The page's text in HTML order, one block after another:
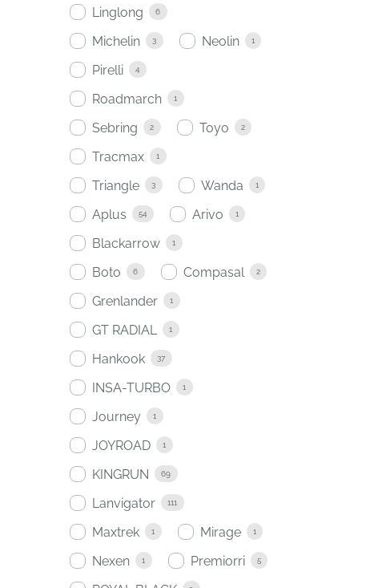
Linglong 6
Michelin 3 Neolin 1
Pirelli 4
Roadmarch 1
Sebring 2 Toyo 2
Tracmax 1
Triangle 3 Wanda 1
Aplus 54 Arivo 1
Blackarrow 1
Boto 6 Compasal 2
Grenlander 1
GT RADIAL 1
Hankook 37
INSA-TURBO 1
Journey 1
JOYROAD 1
KINGRUN 69
Lanvigator 111
Maxtrek 1 Mirage 1
Nexen 1 Premiorri 5